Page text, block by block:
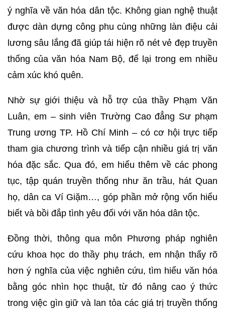
ý nghĩa về văn hóa dân tộc. Không gian nghệ thuật
được dàn dựng công phu cùng những làn điệu cải
lương sâu lắng đã giúp tái hiện rõ nét vẻ đẹp truyền
thống của văn hóa Nam Bộ, để lại trong em nhiều
cảm xúc khó quên.
Nhờ sự giới thiệu và hỗ trợ của thầy Phạm Văn
Luân, em – sinh viên Trường Cao đẳng Sư phạm
Trung ương TP. Hồ Chí Minh – có cơ hội trực tiếp
tham gia chương trình và tiếp cận nhiều giá trị văn
hóa đặc sắc. Qua đó, em hiểu thêm về các phong
tục, tập quán truyền thống như ăn trầu, hát Quan
họ, dân ca Ví Giặm…, góp phần mở rộng vốn hiểu
biết và bồi đắp tình yêu đối với văn hóa dân tộc.
Đồng thời, thông qua môn Phương pháp nghiên
cứu khoa học do thầy phụ trách, em nhận thấy rõ
hơn ý nghĩa của việc nghiên cứu, tìm hiểu văn hóa
bằng góc nhìn học thuật, từ đó nâng cao ý thức
trong việc gìn giữ và lan tỏa các giá trị truyền thống